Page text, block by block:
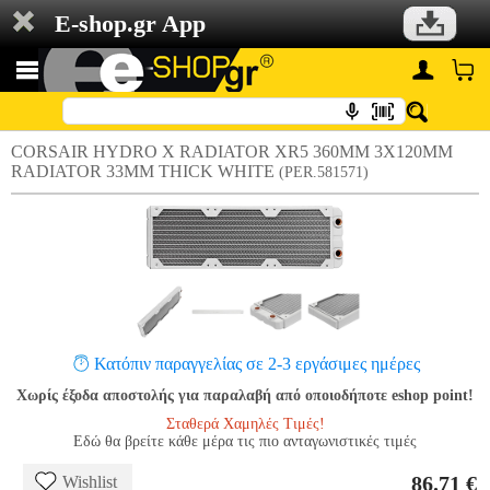
E-shop.gr App
CORSAIR HYDRO X RADIATOR XR5 360MM 3X120MM
RADIATOR 33MM THICK WHITE (PER.581571)
Κατόπιν παραγγελίας σε 2-3 εργάσιμες ημέρες
Χωρίς έξοδα αποστολής για παραλαβή από οποιοδήποτε eshop point!
Σταθερά Χαμηλές Τιμές!
Εδώ θα βρείτε κάθε μέρα τις πιο ανταγωνιστικές τιμές
Wishlist 86.71 €